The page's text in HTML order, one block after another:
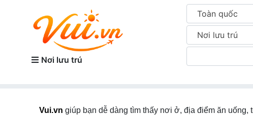
Nơi lưu trú
Toàn quốc
Nơi lưu trú
Vui.vn giúp bạn dễ dàng tìm thấy nơi ở, địa điểm ăn uống,